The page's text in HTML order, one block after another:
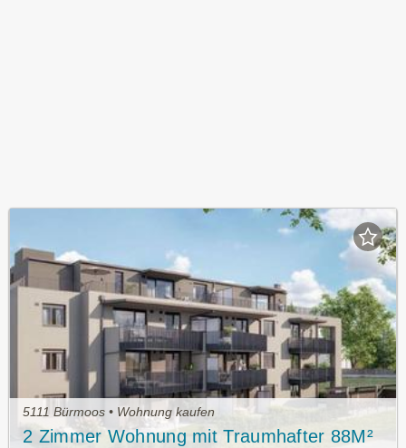
5111 Bürmoos • Wohnung kaufen
2 Zimmer Wohnung mit Traumhafter 88M²